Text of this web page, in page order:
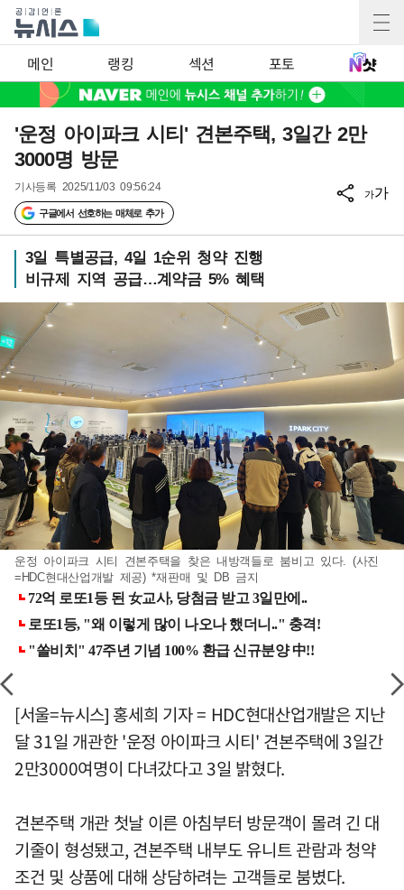
메인 랭킹 섹션 포토
'운정 아이파크 시티' 견본주택, 3일간 2만
3000명 방문
기사등록 2025/11/03 09:56:24
구글에서 선호하는 매체로 추가
가가
3일 특별공급, 4일 1순위 청약 진행
비규제 지역 공급…계약금 5% 혜택
운정 아이파크 시티 견본주택을 찾은 내방객들로 붐비고 있다. (사진
=HDC현대산업개발 제공) *재판매 및 DB 금지
[서울=뉴시스] 홍세희 기자 = HDC현대산업개발은 지난
달 31일 개관한 '운정 아이파크 시티' 견본주택에 3일간
2만3000여명이 다녀갔다고 3일 밝혔다.
견본주택 개관 첫날 이른 아침부터 방문객이 몰려 긴 대
기줄이 형성됐고, 견본주택 내부도 유니트 관람과 청약
조건 및 상품에 대해 상담하려는 고객들로 붐볐다.